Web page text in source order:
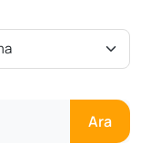
Ara